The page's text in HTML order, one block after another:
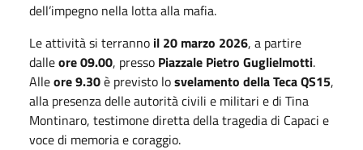
dell’impegno nella lotta alla mafia.
Le attività si terranno il 20 marzo 2026, a partire
dalleore 09.00, presso Piazzale Pietro Guglielmotti.
Alleore 9.30è previsto losvelamento della Teca QS15,
alla presenza delle autorità civili e militari e di Tina
Montinaro, testimone diretta della tragedia di Capaci e
voce di memoria e coraggio.